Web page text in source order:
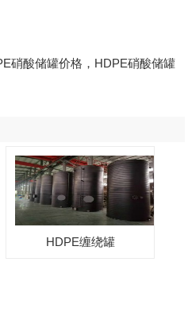
硝酸储罐价格，HDPE硝酸储罐
HDPE缠绕罐